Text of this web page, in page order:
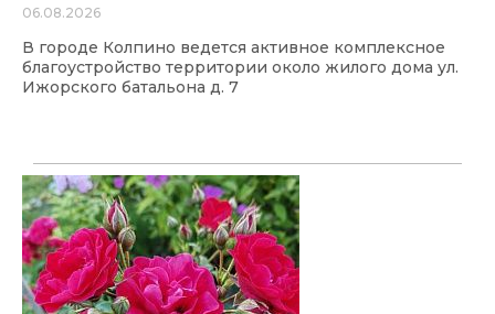
06.08.2026
В городе Колпино ведется активное комплексное
благоустройство территории около жилого дома ул.
Ижорского батальона д. 7